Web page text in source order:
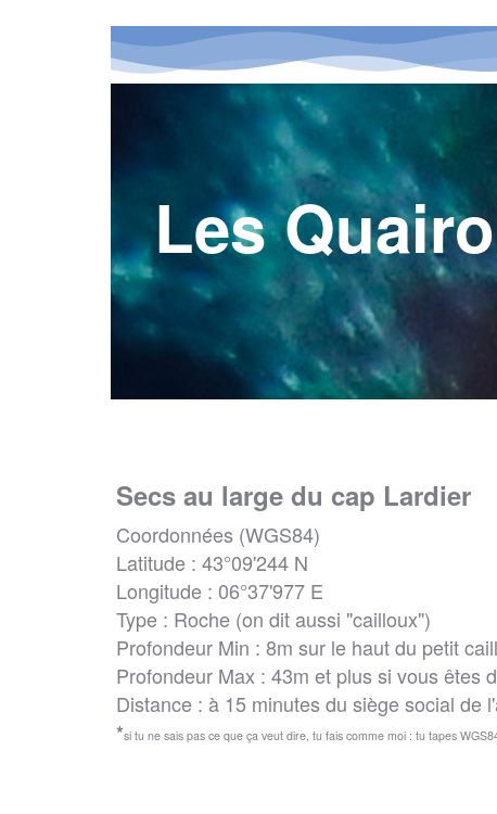
Les
Secs au large du cap Lardier
Coordonnées (WGS84)
Latitude : 43°09'244 N
Longitude : 06°37'977 E
Type : Roche (on dit aussi "cailloux")
Profondeur Min : 8m sur le haut du petit
Profondeur Max : 43m et plus si vous êtes
Distance : à 15 minutes du siège social de
*si tu ne sais pas ce que ça veut dire, tu fais comme moi : tu tapes